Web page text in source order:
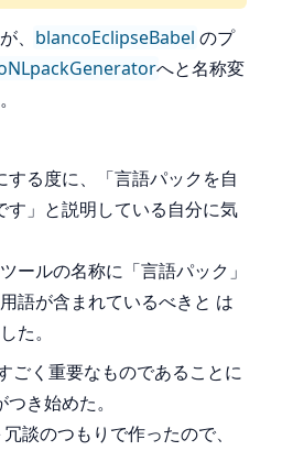
、 blancoEclipseBabel のプ
へと名称変
する度に、「言語パックを自
す」と説明している自分に気
ールの名称に「言語パック」
語が含まれているべきと は
た。
ごく重要なものであることに
き始めた。
談のつもりで作ったので、